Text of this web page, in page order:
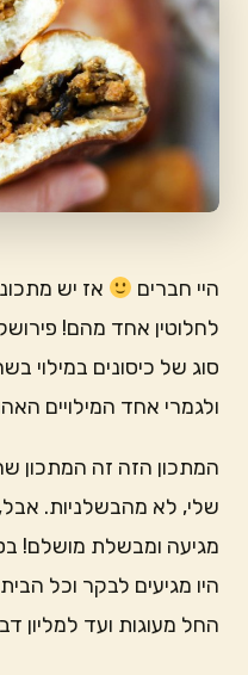
היי חברים
אז יש
לחלוטין אחד מהם!
סוג של כיסונים במילוי
ולגמרי אחד המילויים
המתכון הזה זה המתכון
שלי, לא מהבשלניות.
מגיעה ומבשלת מושלם!
היו מגיעים לבקר וכל
החל מעוגות ועד למליון